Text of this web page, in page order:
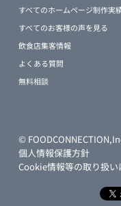
すべてのホームページ制作実
すべてのお客様の声を見る
飲食店集客情報
よくある質問
無料相談
©
個人情報保護方針
Cookie情報等の取り扱い